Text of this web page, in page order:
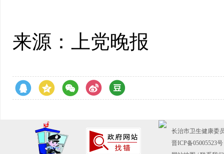
来源：上党晚报
长治市卫生健康委
晋ICP备05005523号